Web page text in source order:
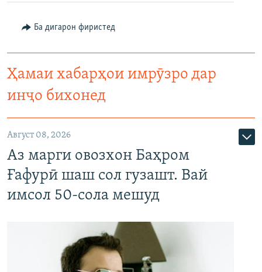
Ба дигарон фиристед
Ҳамаи хабарҳои имрӯзро дар
инҷо бихонед
Август 08, 2026
Аз марги овозхон Баҳром
Ғафурӣ шаш сол гузашт. Вай
имсол 50-сола мешуд